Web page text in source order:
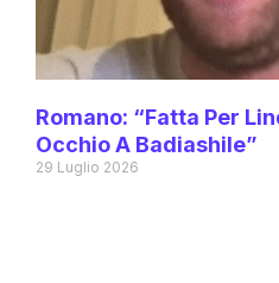
Romano: “Fatta Per
Occhio A Badiashile”
29 Luglio 2026